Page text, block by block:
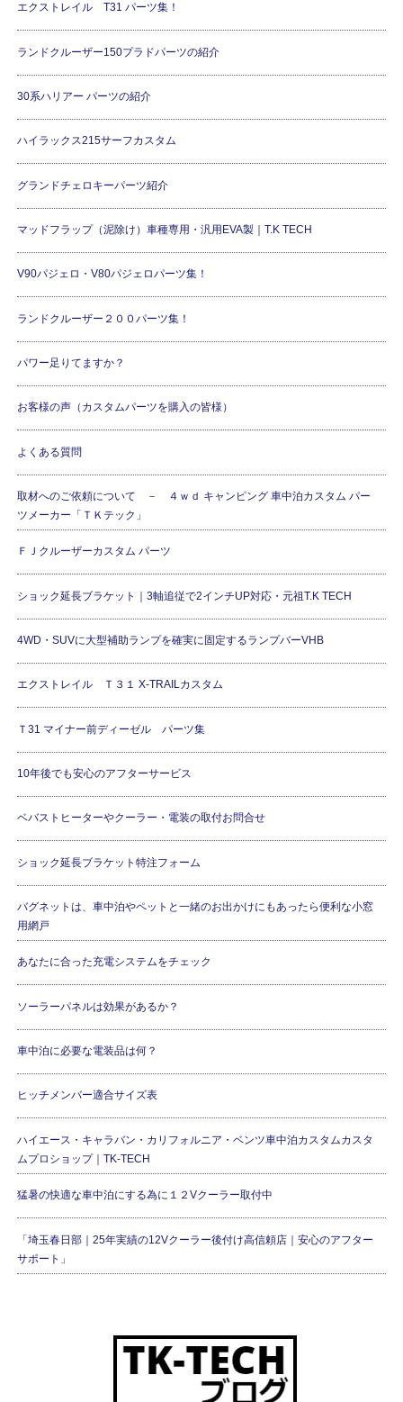
エクストレイル T31 パーツ集！
ランドクルーザー150プラドパーツの紹介
30系ハリアー パーツの紹介
ハイラックス215サーフカスタム
グランドチェロキーパーツ紹介
マッドフラップ（泥除け）車種専用・汎用EVA製｜T.K TECH
V90パジェロ・V80パジェロパーツ集！
ランドクルーザー２００パーツ集！
パワー足りてますか？
お客様の声（カスタムパーツを購入の皆様）
よくある質問
取材へのご依頼について － ４ｗｄ キャンピング 車中泊カスタム パー
ツメーカー「ＴＫテック」
ＦＪクルーザーカスタム パーツ
ショック延長ブラケット｜3軸追従で2インチUP対応・元祖T.K TECH
4WD・SUVに大型補助ランプを確実に固定するランプバーVHB
エクストレイル Ｔ３１ X-TRAILカスタム
Ｔ31 マイナー前ディーゼル パーツ集
10年後でも安心のアフターサービス
ベバストヒーターやクーラー・電装の取付お問合せ
ショック延長ブラケット特注フォーム
バグネットは、車中泊やペットと一緒のお出かけにもあったら便利な小窓
用網戸
あなたに合った充電システムをチェック
ソーラーパネルは効果があるか？
車中泊に必要な電装品は何？
ヒッチメンバー適合サイズ表
ハイエース・キャラバン・カリフォルニア・ベンツ車中泊カスタムカスタ
ムプロショップ｜TK-TECH
猛暑の快適な車中泊にする為に１２Vクーラー取付中
「埼玉春日部｜25年実績の12Vクーラー後付け高信頼店｜安心のアフター
サポート」